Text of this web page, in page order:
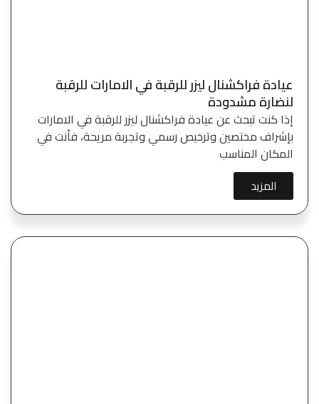
عيادة فراكشنال ليزر للرقبة في الامارات للرقبة
لنضارة مشدودة
إذا كنت تبحث عن عيادة فراكشنال ليزر للرقبة في الامارات
بإشراف مختصين وترخيص رسمي وتجربة مريحة، فأنت في
المكان المناسب
المزيد